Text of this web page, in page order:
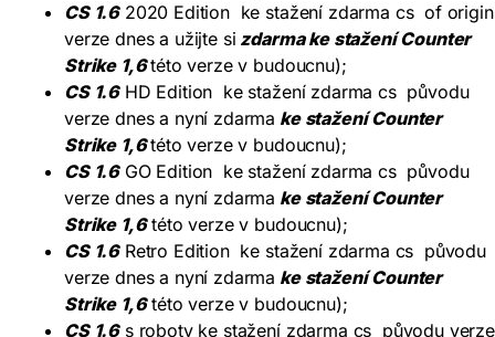
CS 1.62020 Edition ke stažení zdarma cs of origin
verze dnes a užijte si zdarma ke stažení Counter
Strike 1,6této verze v budoucnu);
CS 1.6HD Edition ke stažení zdarma cs původu
verze dnes a nyní zdarma ke stažení Counter
Strike 1,6této verze v budoucnu);
CS 1.6GO Edition ke stažení zdarma cs původu
verze dnes a nyní zdarma ke stažení Counter
Strike 1,6této verze v budoucnu);
CS 1.6Retro Edition ke stažení zdarma cs původu
verze dnes a nyní zdarma ke stažení Counter
Strike 1,6této verze v budoucnu);
CS 1.6s roboty ke stažení zdarma cs původu verze